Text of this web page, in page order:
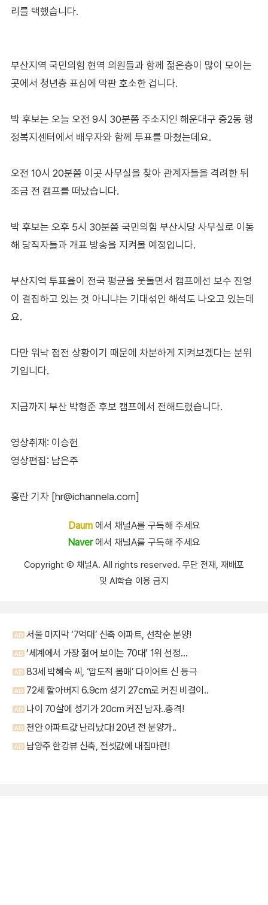
리를 택했습니다.
부산지역 국민의힘 현역 의원들과 함께 젊은층이 많이 모이는
곳에서 청년층 표심에 막판 호소한 겁니다.
박 후보는 오늘 오전 9시 30분쯤 주소지인 해운대구 중2동 행
정복지센터에서 배우자와 함께 투표를 마쳤는데요.
오전 10시 20분쯤 이곳 사무실을 찾아 관계자들을 격려한 뒤
조금 전 캠프를 떠났습니다.
박 후보는 오후 5시 30분쯤 국민의힘 부산시당 사무실로 이동
해 당직자들과 개표 방송을 지켜볼 예정입니다.
부산지역 투표율이 전국 평균을 웃돌면서 캠프에선 보수 진영
이 결집하고 있는 것 아니냐는 기대섞인 해석도 나오고 있는데
요.
다만 워낙 접전 상황이기 때문에 차분하게 지켜보겠다는 분위
기입니다.
지금까지 부산 박형준 후보 캠프에서 전해드렸습니다.
영상취재: 이승헌
영상편집: 남은주
홍란 기자 [hr@ichannela.com]
Daum에서 채널A를 구독해 주세요
Naver에서 채널A를 구독해 주세요
Copyright Ⓒ 채널A. All rights reserved. 무단 전재, 재배포
및 AI학습 이용 금지